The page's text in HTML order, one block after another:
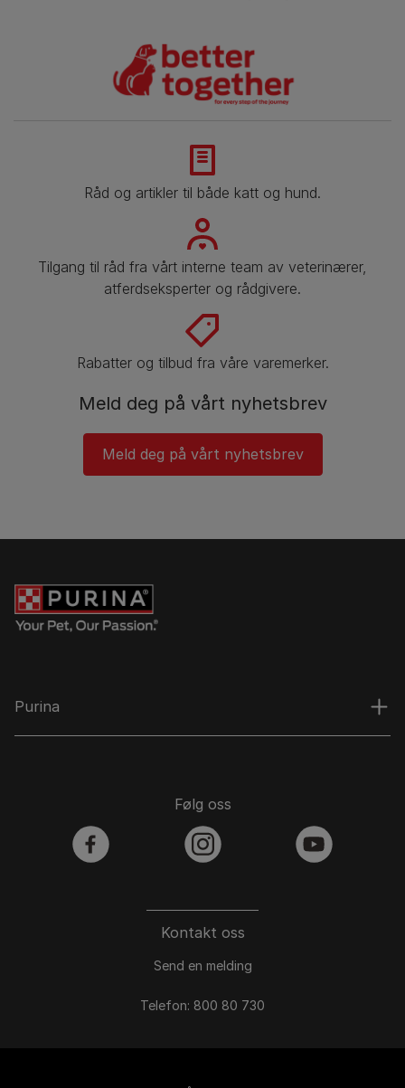
Råd og artikler til både katt og hund.
Tilgang til råd fra vårt interne team av veterinærer,
atferdseksperter og rådgivere.
Rabatter og tilbud fra våre varemerker.
Meld deg på vårt nyhetsbrev
Meld deg på vårt nyhetsbrev
Purina
Kontakt oss
Send en melding
Telefon: 800 80 730
Følg oss
facebook instagram youtube